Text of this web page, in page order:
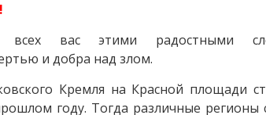
всех вас этими радостными
и добра над злом.
Кремля на Красной площади
году. Тогда различные регионы